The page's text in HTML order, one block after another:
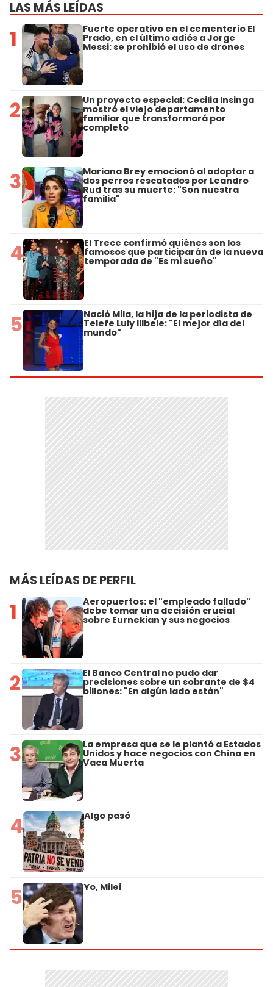
LAS MÁS LEÍDAS
1 Fuerte operativo en el cementerio El
Prado, en el último adiós a Jorge
Messi: se prohibió el uso de drones
2 Un proyecto especial: Cecilia Insinga
mostró el viejo departamento
familiar que transformará por
completo
3 Mariana Brey emocionó al adoptar a
dos perros rescatados por Leandro
Rud tras su muerte: "Son nuestra
familia"
4 El Trece confirmó quiénes son los
famosos que participarán de la nueva
temporada de "Es mi sueño"
5 Nació Mila, la hija de la periodista de
Telefe Luly Illbele: "El mejor día del
mundo"
MÁS LEÍDAS DE PERFIL
1 Aeropuertos: el "empleado fallado"
debe tomar una decisión crucial
sobre Eurnekian y sus negocios
2 El Banco Central no pudo dar
precisiones sobre un sobrante de $4
billones: "En algún lado están"
3 La empresa que se le plantó a Estados
Unidos y hace negocios con China en
Vaca Muerta
4 Algo pasó
5 Yo, Milei